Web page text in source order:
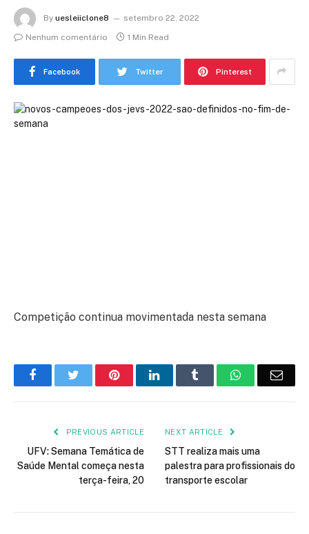
By uesleiiclone8
setembro 22, 2022
Nenhum comentário
1 Min Read
Facebook Twitter Pinterest
Competição continua movimentada nesta semana
FacebookTwitter PinterestLinkedIn Tumblr WhatsApp
PREVIOUS ARTICLE
UFV: Semana Temática de
Saúde Mental começa nesta
terça-feira, 20
NEXT ARTICLE
STT realiza mais uma
palestra para profissionais do
transporte escolar